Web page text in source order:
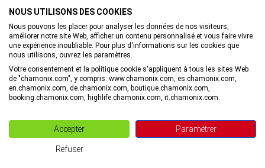
à Vallorcine
Via Ferrata de la cascade de
Bérard
Buvette de la Cascade de
Bérard
NOUS UTILISONS DES COOKIES
Nous pouvons les placer pour analyser les données de nos visiteurs,
améliorer notre site Web, afficher un contenu personnalisé et vous faire vivre
une expérience inoubliable. Pour plus d'informations sur les cookies que
nous utilisons, ouvrez les paramètres.
Votre consentement et la politique cookie s'appliquent à tous les sites Web
de "chamonix.com", y compris: www.chamonix.com, es.chamonix.com,
en.chamonix.com, de.chamonix.com, boutique.chamonix.com,
booking.chamonix.com, highlife.chamonix.com, it.chamonix.com.
Accepter Paramétrer
Refuser